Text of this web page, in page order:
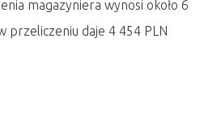
magazyniera wynosi około 6
przeliczeniu daje 4 454 PLN